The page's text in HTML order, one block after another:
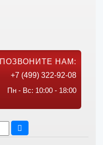
ПОЗВОНИТЕ НАМ:
+7 (499) 322-92-08
Пн - Вс: 10:00 - 18:00